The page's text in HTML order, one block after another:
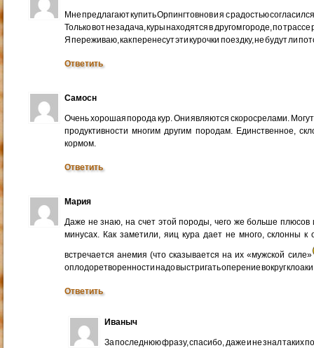
Мне предлагают купить Орпингтовнов и я с радостью
Только вот незадача, куры находятся в другом городе, по
Я переживаю, как перенесут эти курочки поездку, не будут ли
Ответить
Самосн
Очень хорошая порода кур. Они являются скоросрелами.
продуктивности многим другим породам. Единственное,
кормом.
Ответить
Мария
Даже не знаю, на счет этой породы, чего же больше
минусах. Как заметили, яиц кура дает не много, склонны
встречается анемия (что сказывается на их «мужской силе»
оплодоретворенности надо выстригать оперение вокруг
Ответить
Иваныч
За последнюю фразу, спасибо, даже и не знал таких